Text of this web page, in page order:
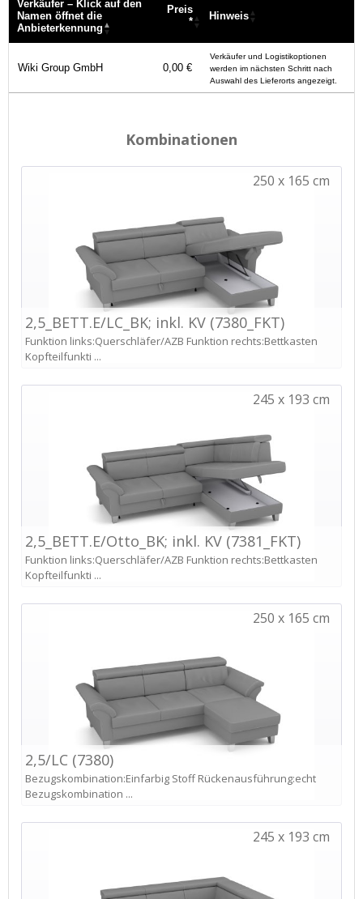
Verkäufer – Klick auf den
Namen öffnet die
Anbieterkennung
Preis
*
Hinweis
Namen öffnet die
Anbieterkennung
*
Wiki Group GmbH
0,00 €
Verkäufer und Logistikoptionen
werden im nächsten Schritt nach
Auswahl des Lieferorts angezeigt.